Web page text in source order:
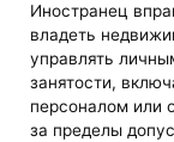
Иностранец
владеть
управлять
занятости,
персоналом или
за пределы